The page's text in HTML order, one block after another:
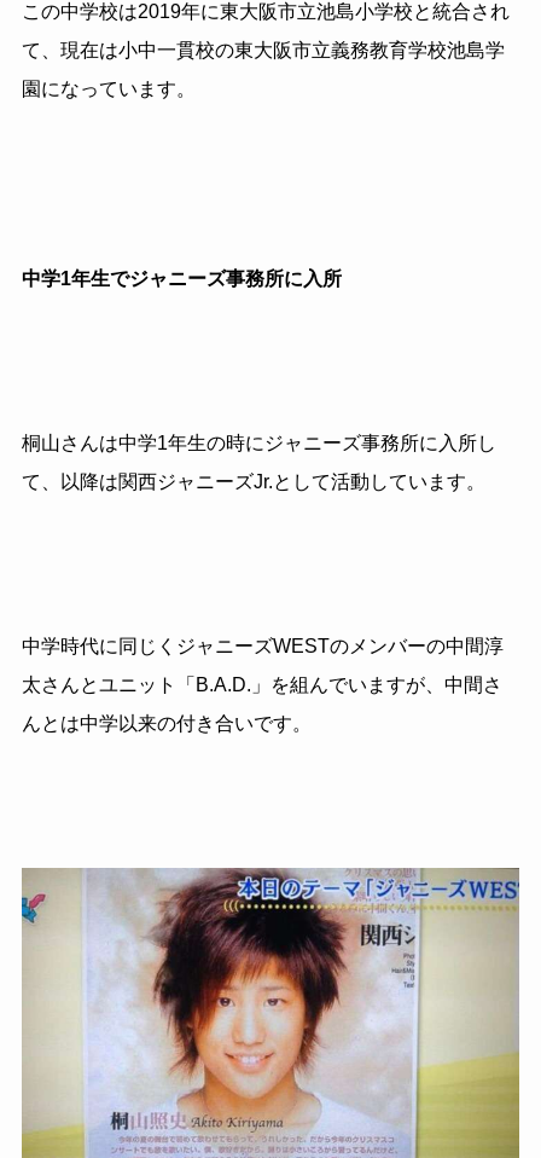
この中学校は2019年に東大阪市立池島小学校と統合され
て、現在は小中一貫校の東大阪市立義務教育学校池島学
園になっています。
中学1年生でジャニーズ事務所に入所
桐山さんは中学1年生の時にジャニーズ事務所に入所し
て、以降は関西ジャニーズJr.として活動しています。
中学時代に同じくジャニーズWESTのメンバーの中間淳
太さんとユニット「B.A.D.」を組んでいますが、中間さ
んとは中学以来の付き合いです。